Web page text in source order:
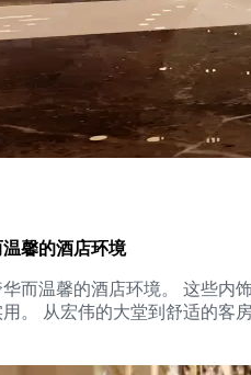
馨的酒店环境
而温馨的酒店环境。 这些内
。 从宏伟的大堂到舒适的客